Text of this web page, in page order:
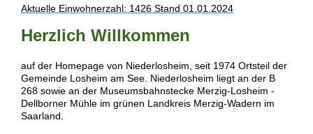
Aktuelle Einwohnerzahl: 1426 Stand 01.01.2024
Herzlich Willkommen
auf der Homepage von Niederlosheim, seit 1974 Ortsteil der
Gemeinde Losheim am See. Niederlosheim liegt an der B
268 sowie an der Museumsbahnstecke Merzig-Losheim -
Dellborner Mühle im grünen Landkreis Merzig-Wadern im
Saarland.